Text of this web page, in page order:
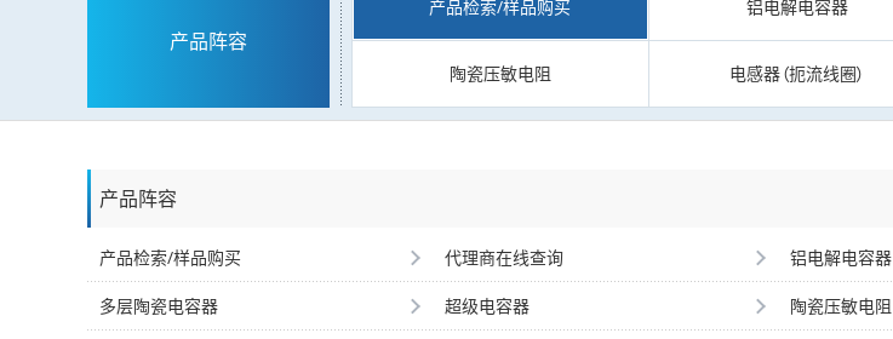
产品阵容
产品检索/样品购买 铝电解电容器
陶瓷压敏电阻 电感器（扼流线圈）
产品阵容
产品检索/样品购买 代理商在线查询 铝电解电容器
多层陶瓷电容器 超级电容器 陶瓷压敏电阻